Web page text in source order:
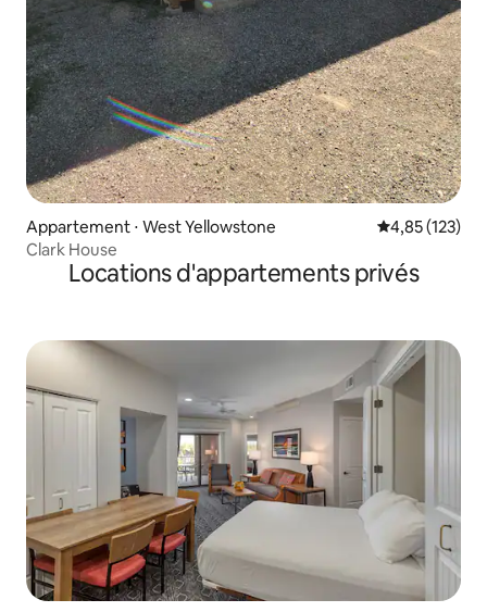
Appartement ⋅ West Yellowstone Évaluation
4,85 (123)
Clark House
Locations d'appartements privés